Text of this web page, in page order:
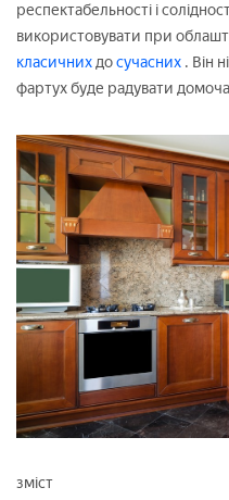
респектабельності і
використовувати при
класичнихдосучасних . Він
фартух буде радувати
зміст